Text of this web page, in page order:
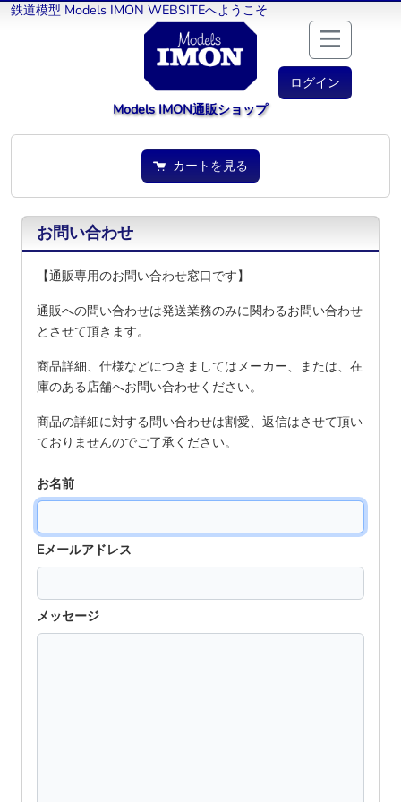
鉄道模型 Models IMON WEBSITEへようこそ
ログイン
Models IMON通販ショップ
カートを見る
お問い合わせ
【通販専用のお問い合わせ窓口です】
通販への問い合わせは発送業務のみに関わるお問い合わせ
とさせて頂きます。
商品詳細、仕様などにつきましてはメーカー、または、在
庫のある店舗へお問い合わせください。
商品の詳細に対する問い合わせは割愛、返信はさせて頂い
ておりませんのでご了承ください。
お名前
Eメールアドレス
メッセージ